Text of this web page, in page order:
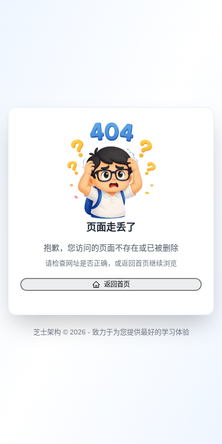
页面走丢了
抱歉，您访问的页面不存在或已被删除
请检查网址是否正确，或返回首页继续浏览
返回首页
芝士架构 © 2026 - 致力于为您提供最好的学习体验